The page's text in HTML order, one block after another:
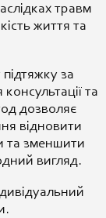
травм
життя та
за
та
дозволяє
відновити
та зменшити
вигляд.